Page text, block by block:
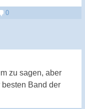
0
zu sagen, aber
Band der